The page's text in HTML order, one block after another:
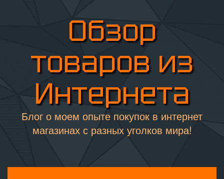
Обзор
товаров из
Интернета
Блог о моем опыте покупок в интернет
магазинах с разных уголков мира!